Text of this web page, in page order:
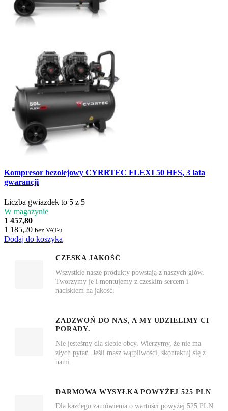
Kompresor bezolejowy CYRRTEC FLEXI 50 HFS, 3 lata
gwarancji
Liczba gwiazdek to 5 z 5
W magazynie
1 457,80
1 185,20 bez VAT-u
Dodaj do koszyka
CZESKA JAKOŚĆ
Wszystkie nasze produkty powstają z naszych głów.
Tworzymy je i montujemy z czeskim sercem i
naciskiem na jakość.
ZADZWOŃ DO NAS, A MY UDZIELIMY CI
PORADY.
Nie jesteśmy dla siebie obcy. Wierzymy, że nie ma
złych pytań. Jeśli masz wątpliwości, skontaktuj się z
nami.
DARMOWA WYSYŁKA POWYŻEJ 525 PLN
Dla każdego zamówienia o wartości powyżej 525 PLN